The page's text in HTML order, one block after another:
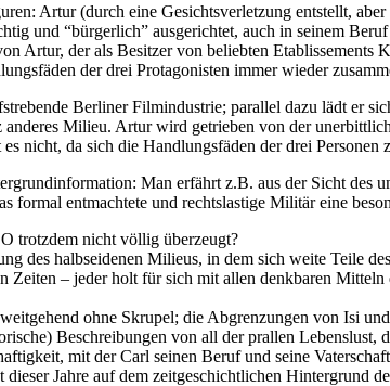
Artur (durch eine Gesichtsverletzung entstellt,
und “bürgerlich” ausgerichtet, auch in seinem
Artur, der als Besitzer von beliebten
der drei Protagonisten immer wieder
Berliner Filmindustrie; parallel dazu lädt er
Milieu. Artur wird getrieben von der
nicht, da sich die Handlungsfäden der drei Personen
Man erfährt z.B. aus der Sicht
formal entmachtete und rechtslastige Militär eine
trotzdem nicht völlig überzeugt?
des halbseidenen Milieus, in dem sich weite Teile
– jeder holt für sich mit allen denkbaren
ohne Skrupel; die Abgrenzungen von Isi
Beschreibungen von all der prallen
mit der Carl seinen Beruf und seine
dieser Jahre auf dem zeitgeschichtlichen